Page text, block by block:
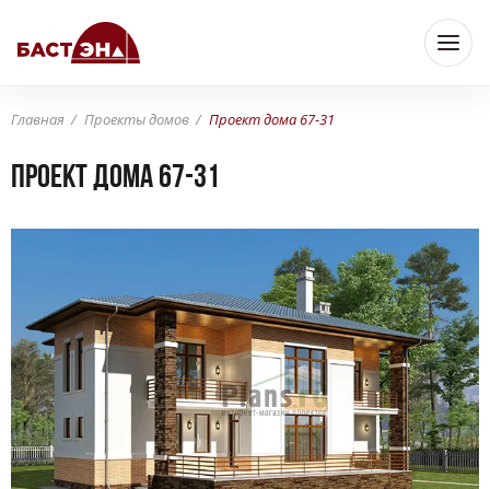
Главная Проекты домов Проект дома 67-31
Проект дома 67-31